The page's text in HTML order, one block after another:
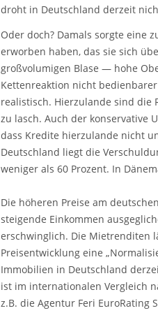
droht in Deutschland derzeit
Oder doch? Damals sorgte eine
erworben haben, das sie sich
großvolumigen Blase — hohe
Kettenreaktion nicht
realistisch. Hierzulande sind die
zu lasch. Auch der konservative
dass Kredite hierzulande nicht
Deutschland liegt die
weniger als 60 Prozent. In
Die höheren Preise am
steigende Einkommen
erschwinglich. Die Mietrenditen
Preisentwicklung eine
Immobilien in Deutschland
ist im internationalen Vergleich
z.B. die Agentur Feri EuroRating